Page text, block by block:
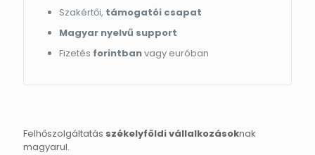
Szakértői, támogatói csapat
Magyar nyelvű support
Fizetés forintbanvagy euróban
Felhőszolgáltatás székelyföldi vállalkozásoknak
magyarul.